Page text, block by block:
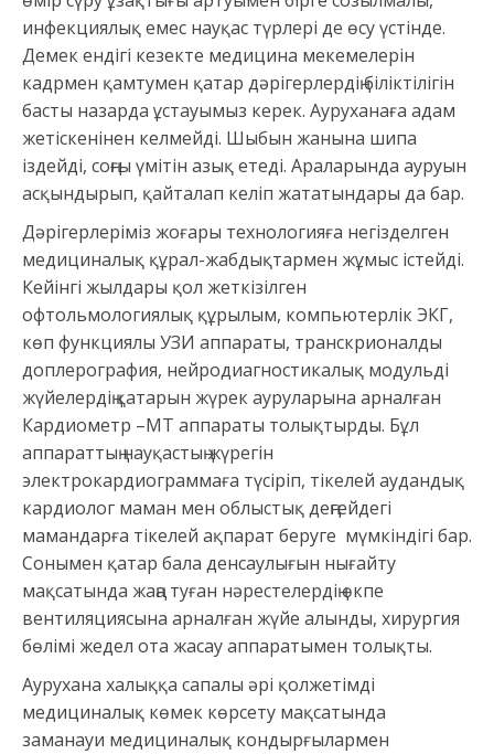
инфекциялық емес науқас түрлері де өсу үстінде.
Демек ендігі кезекте медицина мекемелерін
кадрмен қамтумен қатар дәрігерлердің біліктілігін
басты назарда ұстауымыз керек. Ауруханаға адам
жетіскенінен келмейді. Шыбын жанына шипа
іздейді, соңғы үмітін азық етеді. Араларында ауруын
асқындырып, қайталап келіп жататындары да бар.
Дәрігерлеріміз жоғары технологияға негізделген
медициналық құрал-жабдықтармен жұмыс істейді.
Кейінгі жылдары қол жеткізілген
офтольмологиялық құрылым, компьютерлік ЭКГ,
көп функциялы УЗИ аппараты, транскрионалды
доплерография, нейродиагностикалық модульді
жүйелердің қатарын жүрек ауруларына арналған
Кардиометр –МТ аппараты толықтырды. Бұл
аппараттың науқастың жүрегін
электрокардиограммаға түсіріп, тікелей аудандық
кардиолог маман мен облыстық деңгейдегі
мамандарға тікелей ақпарат беруге мүмкіндігі бар.
Сонымен қатар бала денсаулығын нығайту
мақсатында жаңа туған нәрестелердің өкпе
вентиляциясына арналған жүйе алынды, хирургия
бөлімі жедел ота жасау аппаратымен толықты.
Аурухана халыққа сапалы әрі қолжетімді
медициналық көмек көрсету мақсатында
заманауи медициналық кондырғылармен